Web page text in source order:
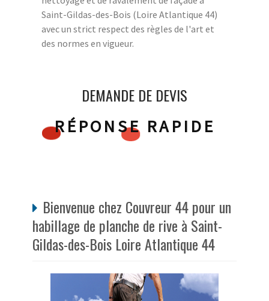
Saint-Gildas-des-Bois (Loire Atlantique 44)
avec un strict respect des règles de l'art et
des normes en vigueur.
DEMANDE DE DEVIS
RÉPONSE RAPIDE
Bienvenue chez Couvreur 44 pour un
habillage de planche de rive à Saint-
Gildas-des-Bois Loire Atlantique 44